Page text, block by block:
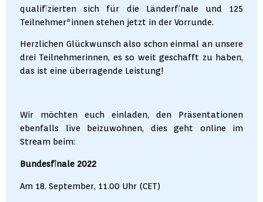
qualifizierten sich für die Länderfinale und 125
Teilnehmer*innen stehen jetzt in der Vorrunde.
Herzlichen Glückwunsch also schon einmal an unsere
drei Teilnehmerinnen, es so weit geschafft zu haben,
das ist eine überragende Leistung!
Wir möchten euch einladen, den Präsentationen
ebenfalls live beizuwohnen, dies geht online im
Stream beim:
Bundesfinale 2022
Am 18. September, 11.00 Uhr (CET)